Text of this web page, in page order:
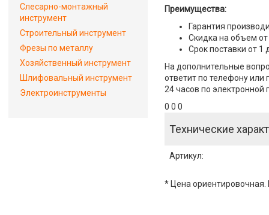
Преимущества:
Гарантия
Скидка на объем от
Срок поставки от 1
На дополнительные
ответит по телефону или
24 часов по электронной
0 0 0
Технические
Артикул:
* Цена ориентировочная.
Слесарно-монтажный
инструмент
Строительный инструмент
Фрезы по металлу
Хозяйственный инструмент
Шлифовальный инструмент
Электроинструменты